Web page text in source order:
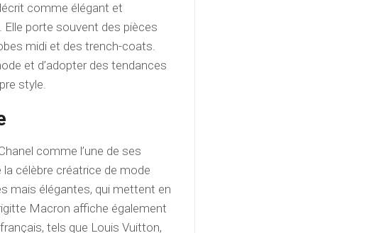
comme élégant et
porte souvent des pièces
midi et des trench-coats.
et d’adopter des tendances
style.
comme l’une de ses
célèbre créatrice de mode
mais élégantes, qui mettent en
Macron affiche également
tels que Louis Vuitton,